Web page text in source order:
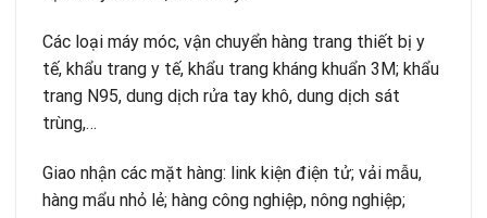
Các loại máy móc, vận chuyển hàng trang thiết bị y
tế, khẩu trang y tế, khẩu trang kháng khuẩn 3M; khẩu
trang N95, dung dịch rửa tay khô, dung dịch sát
trùng,…
Giao nhận các mặt hàng: link kiện điện tử; vải mẫu,
hàng mẩu nhỏ lẻ; hàng công nghiệp, nông nghiệp;